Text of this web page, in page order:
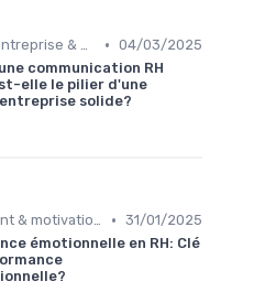
Culture d’entreprise & valeurs • 04/03/2025
communication RH
elle le pilier d'une
solide?
Engagement & motivation des collaborateurs • 31/01/2025
émotionnelle en RH: Clé